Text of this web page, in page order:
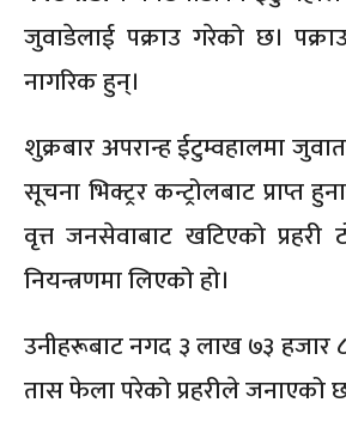
जुवाडेलाई पक्राउ गरेको छ।
नागरिक हुन्।
शुक्रबार अपरान्ह ईटुम्वहालमा
सूचना भिक्ट्रर कन्ट्रोलबाट प्राप्त
वृत्त जनसेवाबाट खटिएको प्रहरी
नियन्त्रणमा लिएको हो।
उनीहरूबाट नगद ३ लाख ७३ हजार
तास फेला परेको प्रहरीले जनाएको